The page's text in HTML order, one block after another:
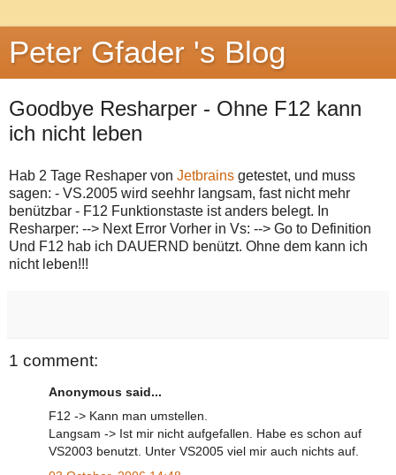
Peter Gfader 's Blog
Goodbye Resharper - Ohne F12 kann
ich nicht leben
Hab 2 Tage Reshaper von Jetbrains getestet, und muss
sagen: - VS.2005 wird seehhr langsam, fast nicht mehr
benützbar - F12 Funktionstaste ist anders belegt. In
Resharper: --> Next Error Vorher in Vs: --> Go to Definition
Und F12 hab ich DAUERND benützt. Ohne dem kann ich
nicht leben!!!
1 comment:
Anonymous said...
F12 -> Kann man umstellen.
Langsam -> Ist mir nicht aufgefallen. Habe es schon auf
VS2003 benutzt. Unter VS2005 viel mir auch nichts auf.